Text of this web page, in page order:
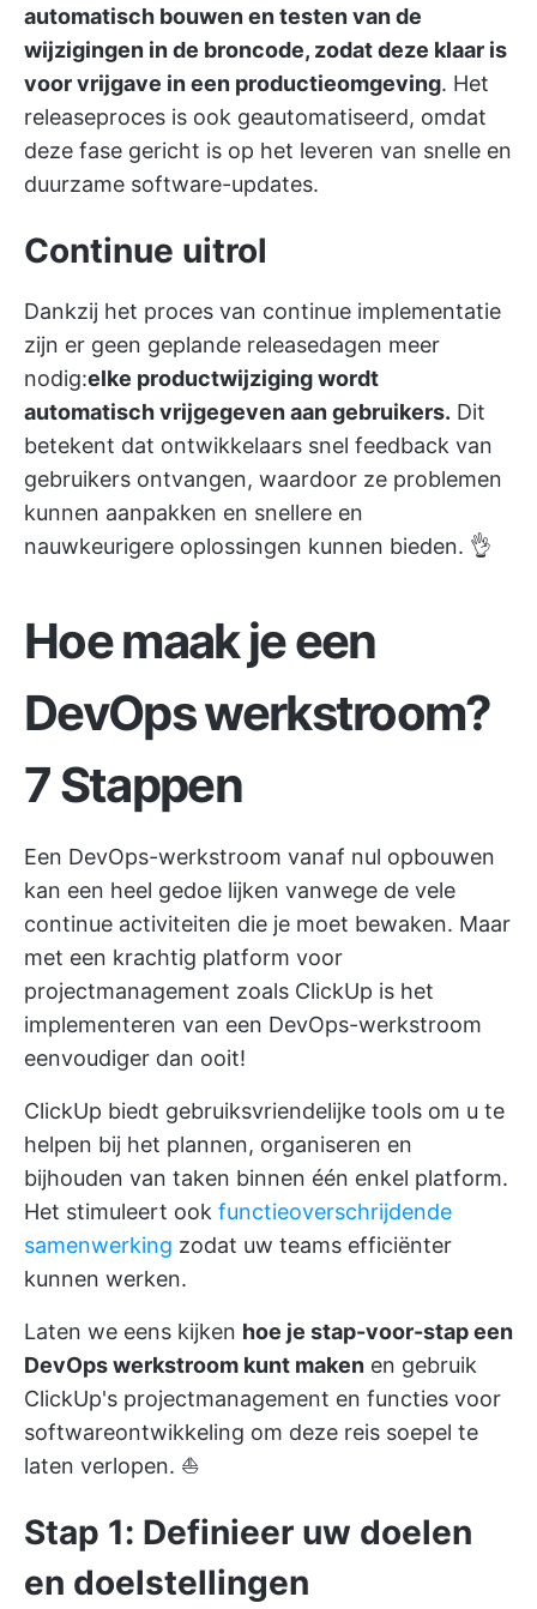
automatisch bouwen en testen van de
wijzigingen in de broncode, zodat deze klaar is
voor vrijgave in een productieomgeving. Het
releaseproces is ook geautomatiseerd, omdat
deze fase gericht is op het leveren van snelle en
duurzame software-updates.
Continue uitrol
Dankzij het proces van continue implementatie
zijn er geen geplande releasedagen meer
nodig:elke productwijziging wordt
automatisch vrijgegeven aan gebruikers. Dit
betekent dat ontwikkelaars snel feedback van
gebruikers ontvangen, waardoor ze problemen
kunnen aanpakken en snellere en
nauwkeurigere oplossingen kunnen bieden. 👌
Hoe maak je een
DevOps werkstroom?
7 Stappen
Een DevOps-werkstroom vanaf nul opbouwen
kan een heel gedoe lijken vanwege de vele
continue activiteiten die je moet bewaken. Maar
met een krachtig platform voor
projectmanagement zoals ClickUp is het
implementeren van een DevOps-werkstroom
eenvoudiger dan ooit!
ClickUp biedt gebruiksvriendelijke tools om u te
helpen bij het plannen, organiseren en
bijhouden van taken binnen één enkel platform.
Het stimuleert ook functieoverschrijdende
samenwerking zodat uw teams efficiënter
kunnen werken.
Laten we eens kijken hoe je stap-voor-stap een
DevOps werkstroom kunt maken en gebruik
ClickUp's projectmanagement en functies voor
softwareontwikkeling om deze reis soepel te
laten verlopen. ⛵
Stap 1: Definieer uw doelen
en doelstellingen